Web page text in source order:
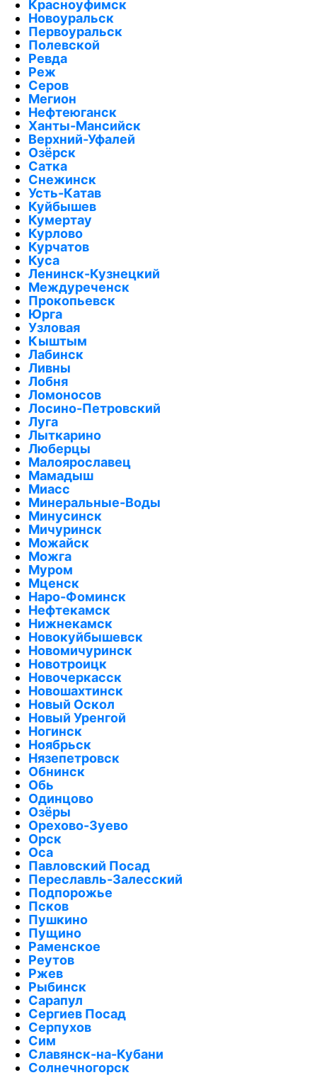
Красноуфимск
Новоуральск
Первоуральск
Полевской
Ревда
Реж
Серов
Мегион
Нефтеюганск
Ханты-Мансийск
Верхний-Уфалей
Озёрск
Сатка
Снежинск
Усть-Катав
Куйбышев
Кумертау
Курлово
Курчатов
Куса
Ленинск-Кузнецкий
Междуреченск
Прокопьевск
Юрга
Узловая
Кыштым
Лабинск
Ливны
Лобня
Ломоносов
Лосино-Петровский
Луга
Лыткарино
Люберцы
Малоярославец
Мамадыш
Миасс
Минеральные-Воды
Минусинск
Мичуринск
Можайск
Можга
Муром
Мценск
Наро-Фоминск
Нефтекамск
Нижнекамск
Новокуйбышевск
Новомичуринск
Новотроицк
Новочеркасск
Новошахтинск
Новый Оскол
Новый Уренгой
Ногинск
Ноябрьск
Нязепетровск
Обнинск
Обь
Одинцово
Озёры
Орехово-Зуево
Орск
Оса
Павловский Посад
Переславль-Залесский
Подпорожье
Псков
Пушкино
Пущино
Раменское
Реутов
Ржев
Рыбинск
Сарапул
Сергиев Посад
Серпухов
Сим
Славянск-на-Кубани
Солнечногорск